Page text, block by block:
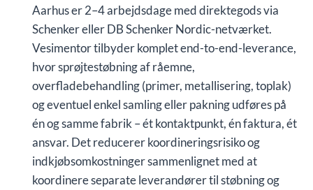
Aarhus er 2–4 arbejdsdage med direktegods via
Schenker eller DB Schenker Nordic-netværket.
Vesimentor tilbyder komplet end-to-end-leverance,
hvor sprøjtestøbning af råemne,
overfladebehandling (primer, metallisering, toplak)
og eventuel enkel samling eller pakning udføres på
én og samme fabrik – ét kontaktpunkt, én faktura, ét
ansvar. Det reducerer koordineringsrisiko og
indkjøbsomkostninger sammenlignet med at
koordinere separate leverandører til støbning og